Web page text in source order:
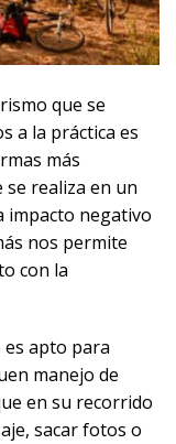
que se
a la práctica es
más
realiza en un
impacto negativo
nos permite
con la
apto para
manejo de
en su recorrido
sacar fotos o